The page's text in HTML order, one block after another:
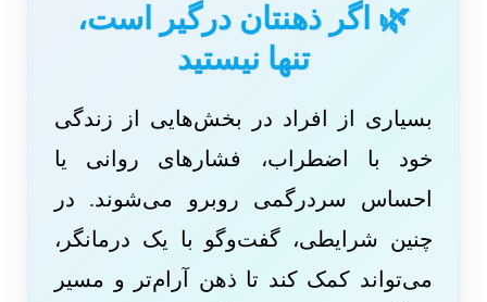
🌿 اگر ذهنتان درگیر است،
تنها نیستید
بسیاری از افراد در بخش‌هایی از زندگی
خود با اضطراب، فشارهای روانی یا
احساس سردرگمی روبرو می‌شوند. در
چنین شرایطی، گفت‌وگو با یک درمانگر،
می‌تواند کمک کند تا ذهن آرام‌تر و مسیر